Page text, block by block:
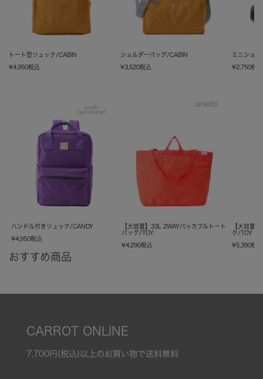
トート型リュック/CABIN
¥4,950税込
ショルダーバッグ/CABIN
¥3,520税込
ミニショ
¥2,750税込
ハンドル付きリュック/CANDY
¥4,950税込
【大容量】33L 2WAYパッカブルトート
バッグ/TOY
¥4,290税込
【大容量
ク/TOY
¥5,390税込
おすすめ商品
CARROT ONLINE
7,700円(税込)以上のお買い物で送料無料